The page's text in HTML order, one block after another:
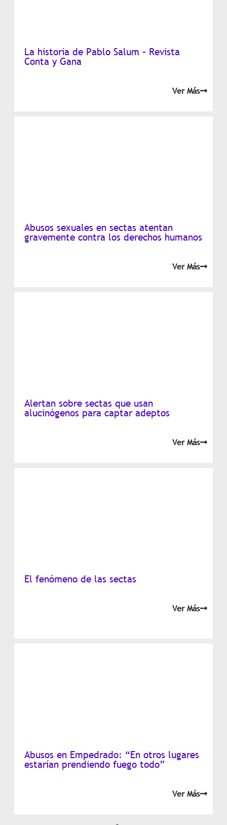
La historia de Pablo Salum – Revista
Conta y Gana
Ver Más
Abusos sexuales en sectas atentan
gravemente contra los derechos humanos
Ver Más
Alertan sobre sectas que usan
alucinógenos para captar adeptos
Ver Más
El fenómeno de las sectas
Ver Más
Abusos en Empedrado: “En otros lugares
estarían prendiendo fuego todo”
Ver Más